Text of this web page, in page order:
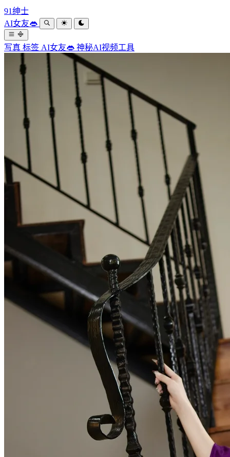
91绅士
AI女友👄
写真 标签 AI女友👄 神秘AI视频工具